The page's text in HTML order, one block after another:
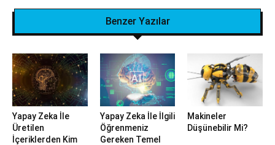
Benzer Yazılar
Yapay Zeka İle
Üretilen
İçeriklerden Kim
Yapay Zeka İle İlgili
Öğrenmeniz
Gereken Temel
Makineler
Düşünebilir Mi?